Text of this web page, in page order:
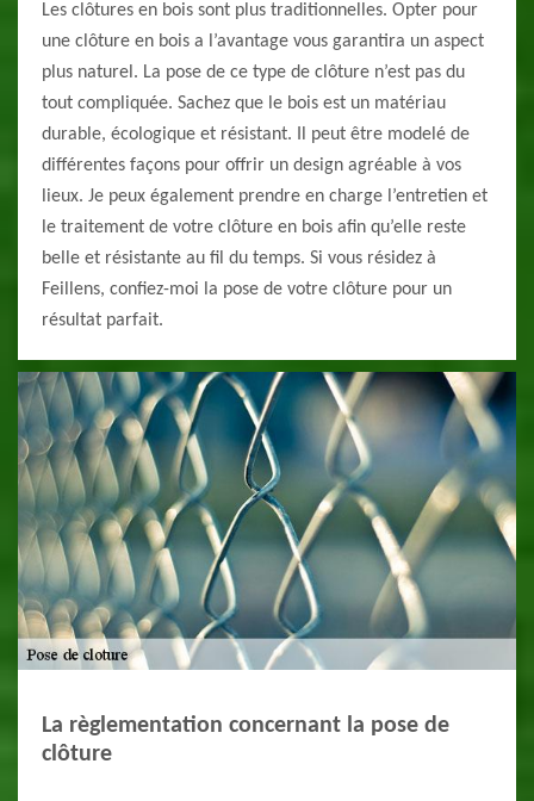
Les clôtures en bois sont plus traditionnelles. Opter pour
une clôture en bois a l’avantage vous garantira un aspect
plus naturel. La pose de ce type de clôture n’est pas du
tout compliquée. Sachez que le bois est un matériau
durable, écologique et résistant. Il peut être modelé de
différentes façons pour offrir un design agréable à vos
lieux. Je peux également prendre en charge l’entretien et
le traitement de votre clôture en bois afin qu’elle reste
belle et résistante au fil du temps. Si vous résidez à
Feillens, confiez-moi la pose de votre clôture pour un
résultat parfait.
La règlementation concernant la pose de
clôture